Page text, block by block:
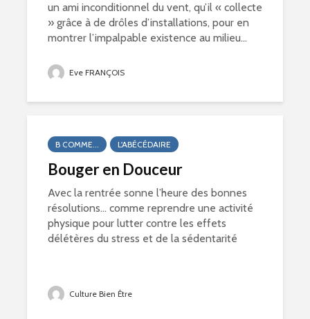
un ami inconditionnel du vent, qu’il « collecte
» grâce à de drôles d’installations, pour en
montrer l’impalpable existence au milieu...
Eve FRANÇOIS
B COMME... L'ABÉCÉDAIRE
Bouger en Douceur
Avec la rentrée sonne l’heure des bonnes
résolutions… comme reprendre une activité
physique pour lutter contre les effets
délétères du stress et de la sédentarité
Culture Bien Être